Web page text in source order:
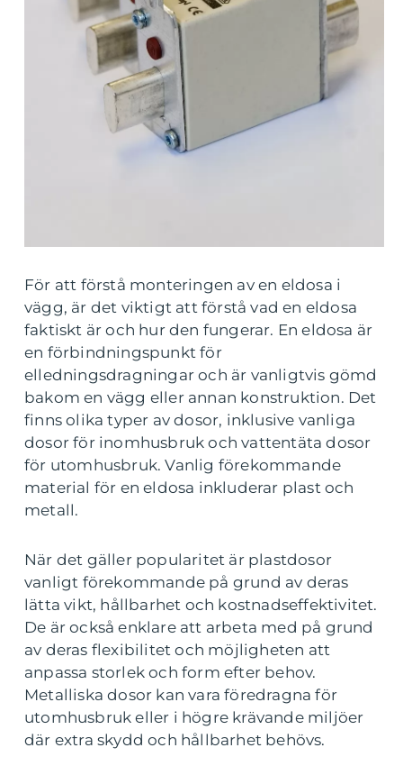
För att förstå monteringen av en eldosa i
vägg, är det viktigt att förstå vad en eldosa
faktiskt är och hur den fungerar. En eldosa är
en förbindningspunkt för
elledningsdragningar och är vanligtvis gömd
bakom en vägg eller annan konstruktion. Det
finns olika typer av dosor, inklusive vanliga
dosor för inomhusbruk och vattentäta dosor
för utomhusbruk. Vanlig förekommande
material för en eldosa inkluderar plast och
metall.
När det gäller popularitet är plastdosor
vanligt förekommande på grund av deras
lätta vikt, hållbarhet och kostnadseffektivitet.
De är också enklare att arbeta med på grund
av deras flexibilitet och möjligheten att
anpassa storlek och form efter behov.
Metalliska dosor kan vara föredragna för
utomhusbruk eller i högre krävande miljöer
där extra skydd och hållbarhet behövs.